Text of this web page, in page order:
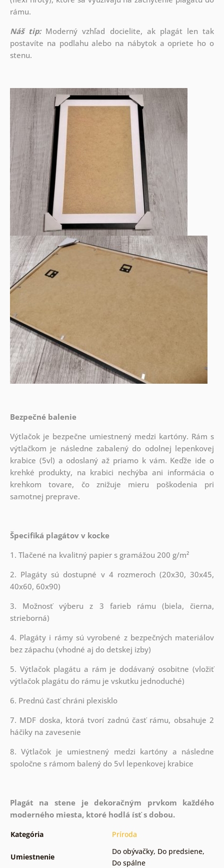
rámu.
Náš tip: Moderný vzhľad docielite, ak plagát len tak
postavíte na podlahu alebo na nábytok a opriete ho o
stenu.
Bezpečné balenie
Výtlačok je bezpečne umiestnený medzi kartóny. Rám s
výtlačkom je následne zabalený do odolnej lepenkovej
krabice (5vl) a odoslaný až priamo k vám. Keďže ide o
krehké produkty, na krabici nechýba ani informácia o
krehkom tovare, čo znižuje mieru poškodenia pri
samotnej preprave.
Špecifiká plagátov v kocke
1. Tlačené na kvalitný papier s gramážou 200 g/m²
2. Plagáty sú dostupné v 4 rozmeroch (20x30, 30x45,
40x60, 60x90)
3. Možnosť výberu z 3 farieb rámu (biela, čierna,
strieborná)
4. Plagáty i rámy sú vyrobené z bezpečných materiálov
bez zápachu (vhodné aj do detskej izby)
5. Výtlačok plagátu a rám je dodávaný osobitne (vložiť
výtlačok plagátu do rámu je vskutku jednoduché)
6. Prednú časť chráni plexisklo
7. MDF doska, ktorá tvorí zadnú časť rámu, obsahuje 2
háčiky na zavesenie
8. Výtlačok je umiestnený medzi kartóny a následne
spoločne s rámom balený do 5vl lepenkovej krabice
Plagát na stene je dekoračným prvkom každého
moderného miesta, ktoré hodlá ísť s dobou.
Kategória Príroda
Umiestnenie
Do obývačky, Do predsiene,
Do spálne